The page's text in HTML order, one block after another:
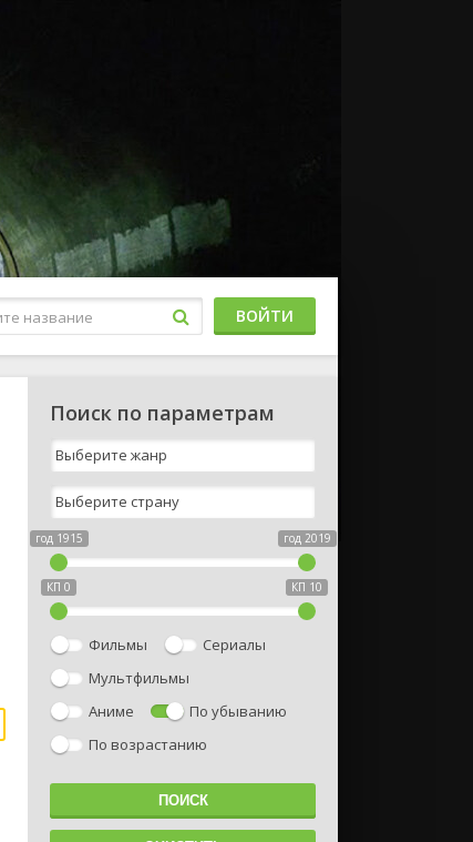
ВОЙТИ
Поиск по параметрам
год 1915 год 2019
КП 0 КП 10
Фильмы
Сериалы
Мультфильмы
Аниме
По убыванию
По возрастанию